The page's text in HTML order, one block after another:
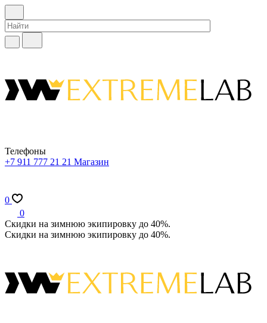
Телефоны
+7 911 777 21 21 Магазин
0
0
Скидки на зимнюю экипировку до 40%.
Скидки на зимнюю экипировку до 40%.